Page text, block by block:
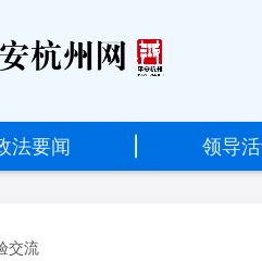
首
页
法要闻 领导
交流